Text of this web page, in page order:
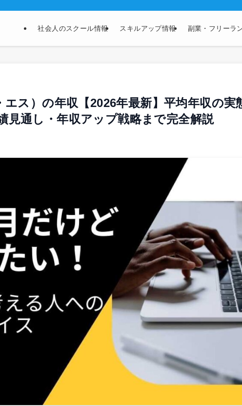
社会人のスクール情報 スキルアップ情報 副業・フリーラ
ス）の年収【2026年最新】平均年収の実
見通し・年収アップ戦略まで完全解説